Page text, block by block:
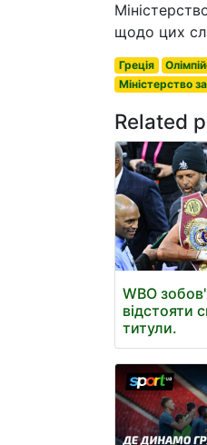
щодо цих
Греція
Міністерство
Related
WBO
відстояти
титули.